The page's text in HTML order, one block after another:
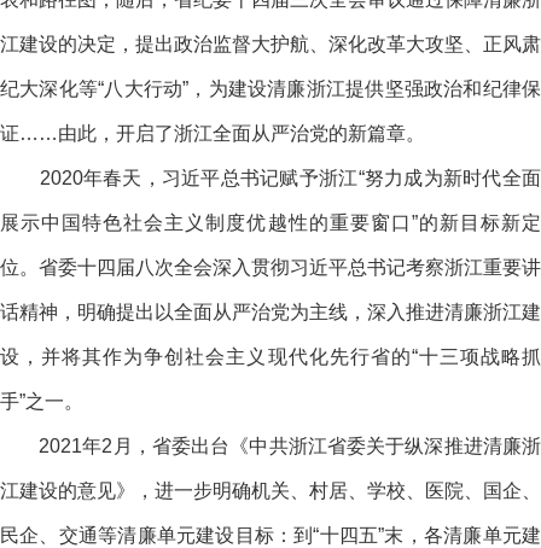
江建设的决定，提出政治监督大护航、深化改革大攻坚、正风肃
纪大深化等“八大行动”，为建设清廉浙江提供坚强政治和纪律保
证……由此，开启了浙江全面从严治党的新篇章。
2020年春天，习近平总书记赋予浙江“努力成为新时代全面
展示中国特色社会主义制度优越性的重要窗口”的新目标新定
位。省委十四届八次全会深入贯彻习近平总书记考察浙江重要讲
话精神，明确提出以全面从严治党为主线，深入推进清廉浙江建
设，并将其作为争创社会主义现代化先行省的“十三项战略抓
手”之一。
2021年2月，省委出台《中共浙江省委关于纵深推进清廉浙
江建设的意见》，进一步明确机关、村居、学校、医院、国企、
民企、交通等清廉单元建设目标：到“十四五”末，各清廉单元建